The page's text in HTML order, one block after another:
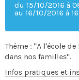
du 15/10/2016 à
au 16/10/2016 à
Thème : "A l'école
dans nos familles".
Infos pratiques et